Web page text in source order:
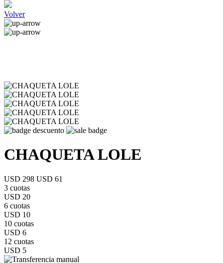
Volver
CHAQUETA LOLE
USD 298 USD 61
3 cuotas
USD 20
6 cuotas
USD 10
10 cuotas
USD 6
12 cuotas
USD 5